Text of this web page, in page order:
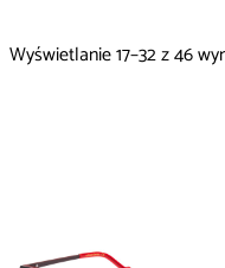
Wyświetlanie 17–32 z 46